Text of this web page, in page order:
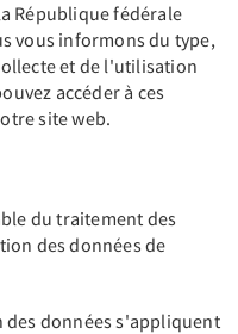
République fédérale
vous informons du type,
et de l'utilisation
accéder à ces
site web.
du traitement des
des données de
données s'appliquent